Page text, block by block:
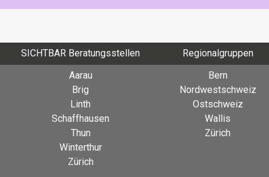
SICHTBAR Beratungsstellen
Aarau
Brig
Linth
Schaffhausen
Thun
Winterthur
Zürich
Regionalgruppen
Bern
Nordwestschweiz
Ostschweiz
Wallis
Zürich